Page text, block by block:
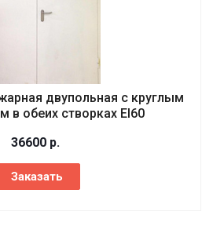
двупольная с круглым
в обеих створках EI60
36600 р.
Заказать